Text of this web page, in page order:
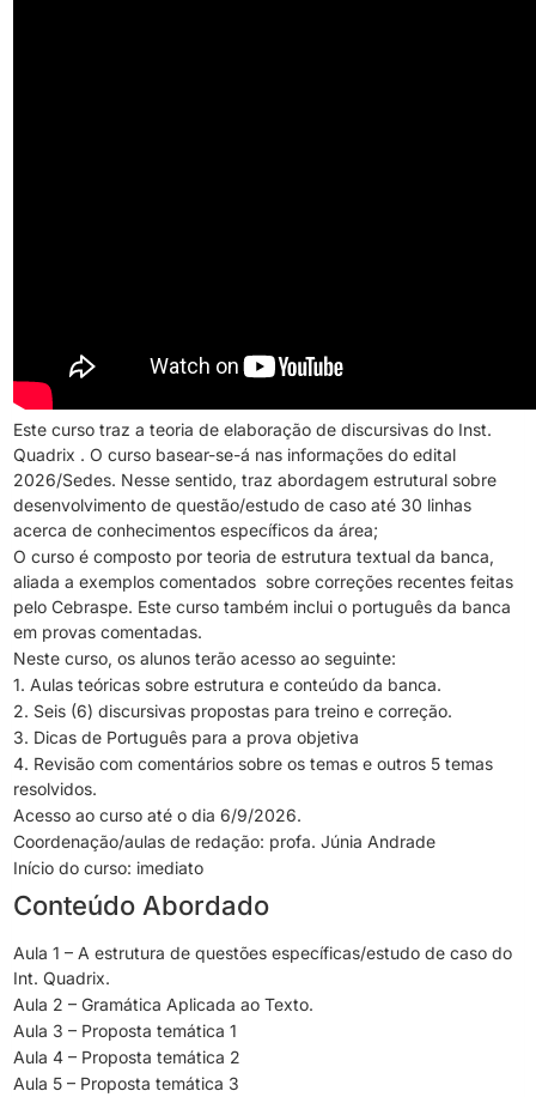
Este curso traz a teoria de elaboração de discursivas do Inst.
Quadrix . O curso basear-se-á nas informações do edital
2026/Sedes. Nesse sentido, traz abordagem estrutural sobre
desenvolvimento de questão/estudo de caso até 30 linhas
acerca de conhecimentos específicos da área;
O curso é composto por teoria de estrutura textual da banca,
aliada a exemplos comentados sobre correções recentes feitas
pelo Cebraspe. Este curso também inclui o português da banca
em provas comentadas.
Neste curso, os alunos terão acesso ao seguinte:
1. Aulas teóricas sobre estrutura e conteúdo da banca.
2. Seis (6) discursivas propostas para treino e correção.
3. Dicas de Português para a prova objetiva
4. Revisão com comentários sobre os temas e outros 5 temas
resolvidos.
Acesso ao curso até o dia 6/9/2026.
Coordenação/aulas de redação: profa. Júnia Andrade
Início do curso: imediato
Conteúdo Abordado
Aula 1 – A estrutura de questões específicas/estudo de caso do
Int. Quadrix.
Aula 2 – Gramática Aplicada ao Texto.
Aula 3 – Proposta temática 1
Aula 4 – Proposta temática 2
Aula 5 – Proposta temática 3